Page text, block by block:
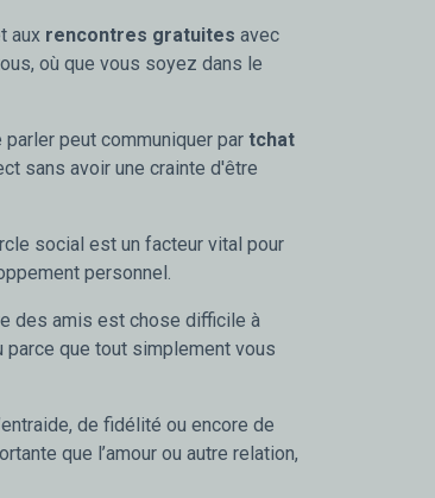
aux rencontres gratuites avec
où que vous soyez dans le
peut communiquer par tchat
sans avoir une crainte d'être
social est un facteur vital pour
personnel.
des amis est chose difficile à
parce que tout simplement vous
de fidélité ou encore de
que l’amour ou autre relation,